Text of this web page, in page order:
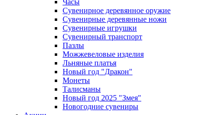
Часы
Сувенирное деревянное оружие
Сувенирные деревянные ножи
Сувенирные игрушки
Сувенирный транспорт
Пазлы
Можжевеловые изделия
Льняные платья
Новый год "Дракон"
Монеты
Талисманы
Новый год 2025 "Змея"
Новогодние сувениры